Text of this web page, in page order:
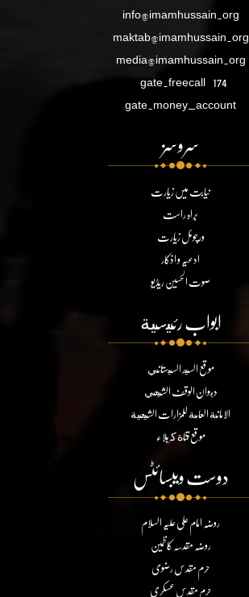
info@imamhussain.org
maktab@imamhussain.org
media@imamhussain.org
gate.freecall 174
gate.money_account
سروسز
نیابت میں زیارت
براہ راست
ورچوئل زیارت
ادعیہ و اذکار
صوت الحسین ریڈیو
ابواب رئيسية
موقع السيد السيستاني
ديوان الوقف الشيعي
الامانة العامة للمزارات الشيعية
موقع قناة كربلاء
دوست ویبسائٹس
روضہ امام علی علیہ السلام
روضہ مقدسہ کاظمین
حرم مقدس رضوی
حرم مقدس عسکری